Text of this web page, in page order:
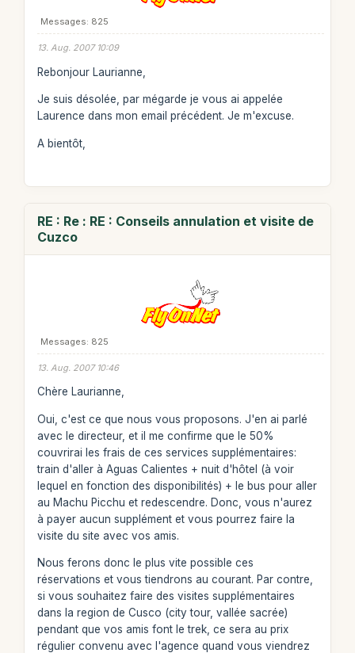
Messages: 825
13. Aug. 2007 10:09
Rebonjour Laurianne,
Je suis désolée, par mégarde je vous ai appelée
Laurence dans mon email précédent. Je m'excuse.
A bientôt,
RE : Re : RE : Conseils annulation et visite de
Cuzco
Messages: 825
13. Aug. 2007 10:46
Chère Laurianne,
Oui, c'est ce que nous vous proposons. J'en ai parlé
avec le directeur, et il me confirme que le 50%
couvrirai les frais de ces services supplémentaires:
train d'aller à Aguas Calientes + nuit d'hôtel (à voir
lequel en fonction des disponibilités) + le bus pour aller
au Machu Picchu et redescendre. Donc, vous n'aurez
à payer aucun supplément et vous pourrez faire la
visite du site avec vos amis.
Nous ferons donc le plus vite possible ces
réservations et vous tiendrons au courant. Par contre,
si vous souhaitez faire des visites supplémentaires
dans la region de Cusco (city tour, vallée sacrée)
pendant que vos amis font le trek, ce sera au prix
régulier convenu avec l'agence quand vous viendrez